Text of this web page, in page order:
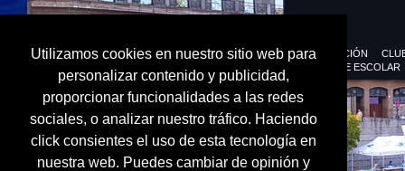
Utilizamos cookies en nuestro sitio web para
personalizar contenido y publicidad,
proporcionar funcionalidades a las redes
sociales, o analizar nuestro tráfico. Haciendo
click consientes el uso de esta tecnología en
nuestra web. Puedes cambiar de opinión y
FEDERACIÓN
DEPORTE ESCOLAR